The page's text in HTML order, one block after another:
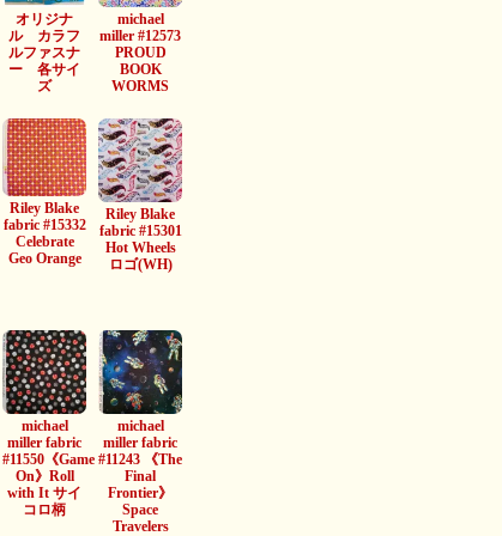
オリジナ
ル カラフ
ルファスナ
ー 各サイ
ズ
michael
miller #12573
PROUD
BOOK
WORMS
Riley Blake
fabric #15332
Celebrate
Geo Orange
Riley Blake
fabric #15301
Hot Wheels
ロゴ(WH)
michael
miller fabric
#11550《Game
On》Roll
with It サイ
コロ柄
michael
miller fabric
#11243 《The
Final
Frontier》
Space
Travelers